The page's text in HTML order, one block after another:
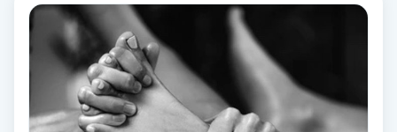
Laserbehandling
Lashlift Keratin